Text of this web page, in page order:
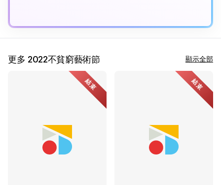
更多 2022不貧窮藝術節 顯示全部
結束 結束